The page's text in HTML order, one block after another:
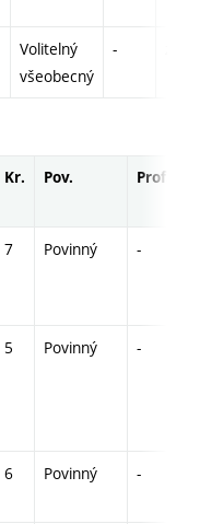
Volitelný
všeobecný
-
Kr. Pov. Prof.
7 Povinný -
5 Povinný -
6 Povinný -